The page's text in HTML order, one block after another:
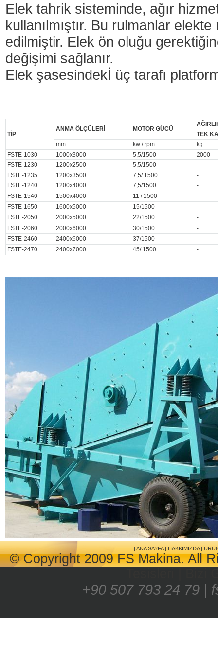
Elek tahrik sisteminde, ağır
kullanılmıştır. Bu rulmanlar
edilmiştir. Elek ön oluğu
değişimi sağlanır.
Elek şasesindekİ üç tarafı
TİP
ANMA ÖLÇÜLERİ MOTOR GÜCÜ
TEK
mm
kw / rpm
kg
FSTE-1030
1000x3000 5,5/1500
2000
FSTE-1230
1200x2500 5,5/1500
-
FSTE-1235
1200x3500 7,5/ 1500
-
FSTE-1240
1200x4000 7,5/1500
-
FSTE-1540
1500x4000 11 / 1500
-
FSTE-1650
1600x5000 15/1500
-
FSTE-2050
2000x5000 22/1500
-
FSTE-2060
2000x6000 30/1500
-
FSTE-2460
2400x6000 37/1500
-
FSTE-2470
2400x7000 45/ 1500 -
| ANA SAYFA| HAKKIMIZDA|
© Copyright 2009 FS Makina. All
+90 507 793 24 79 |